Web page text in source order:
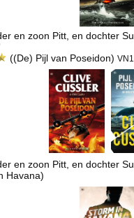
en zoon Pitt, en dochter
((De) Pijl van Poseidon)
en zoon Pitt, en dochter
Havana)